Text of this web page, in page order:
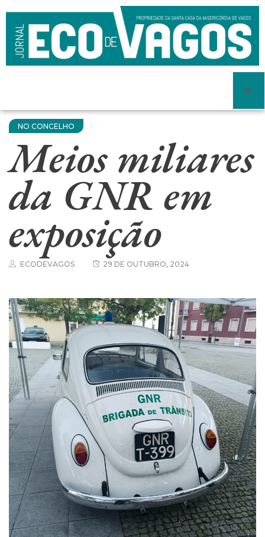
NO CONCELHO
Meios miliares
da GNR em
exposição
ECODEVAGOS 29 DE OUTUBRO, 2024